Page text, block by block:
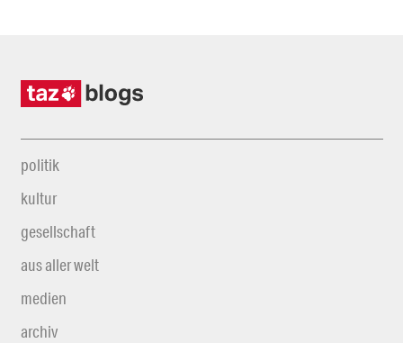
politik
kultur
gesellschaft
aus aller welt
medien
archiv